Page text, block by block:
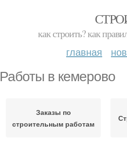
как строить? как
главная
Работы в кемерово
Заказы по
строительным работам